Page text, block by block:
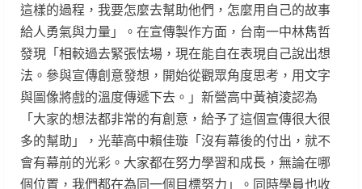
這樣的過程，我要怎麼去幫助他們，怎麼用自己的故事
給人勇氣與力量」。在宣傳製作方面，台南一中林雋哲
發現「相較過去緊張怯場，現在能自在表現自己說出想
法。參與宣傳創意發想，開始從觀眾角度思考，用文字
與圖像將戲的溫度傳遞下去。」新營高中黃禎淩認為
「大家的想法都非常的有創意，給予了這個宣傳很大很
多的幫助」，光華高中賴佳璇「沒有幕後的付出，就不
會有幕前的光彩。大家都在努力學習和成長，無論在哪
個位置，我們都在為同一個目標努力」。同時學員也收